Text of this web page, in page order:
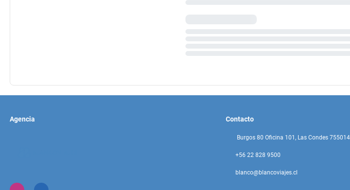
Agencia Contacto
Burgos 80 Oficina 101, Las Condes
+56 22 828 9500
blanco@blancoviajes.cl